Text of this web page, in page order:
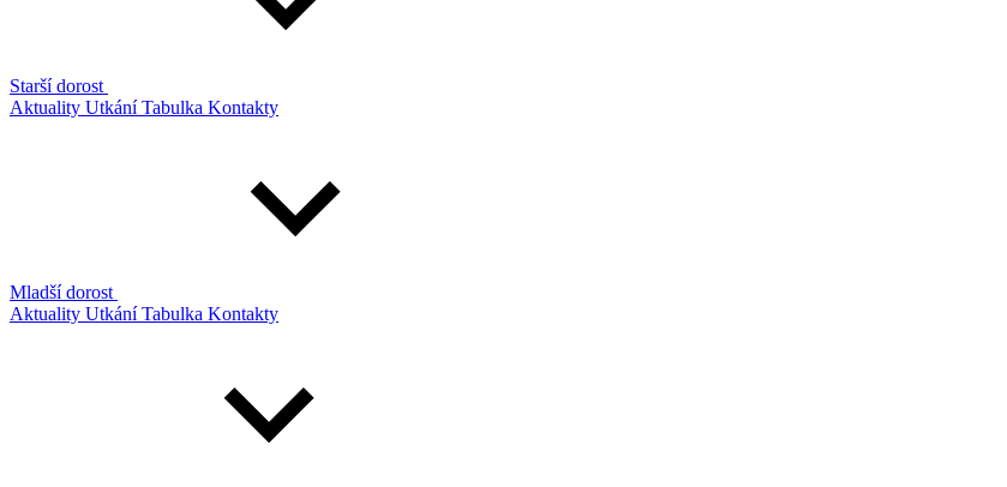
Starší dorost
Aktuality UtkáníTabulka Kontakty
Mladší dorost
Aktuality UtkáníTabulka Kontakty